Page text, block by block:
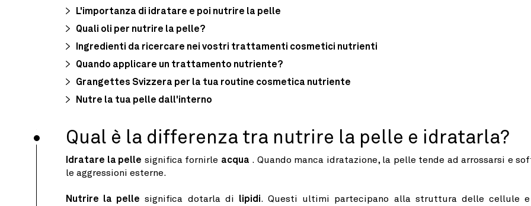
L'importanza di idratare e poi nutrire la pelle
Quali oli per nutrire la pelle?
Ingredienti da ricercare nei vostri trattamenti cosmetici nutrienti
Quando applicare un trattamento nutriente?
Grangettes Svizzera per la tua routine cosmetica nutriente
Nutre la tua pelle dall'interno
Qual è la differenza tra nutrire la pelle e idratarla?
Idratare la pelle significa fornirle acqua . Quando manca idratazione, la pelle tende ad arrossarsi e
le aggressioni esterne.
Nutrire la pelle significa dotarla di lipidi. Questi ultimi partecipano alla struttura delle cellule